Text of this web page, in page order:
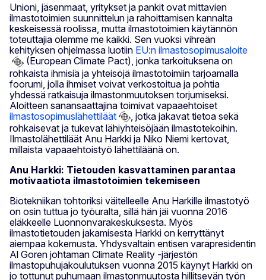
Unioni, jäsenmaat, yritykset ja pankit ovat mittavien
ilmastotoimien suunnittelun ja rahoittamisen kannalta
keskeisessä roolissa, mutta ilmastotoimien käytännön
toteuttajia olemme me kaikki. Sen vuoksi vihreän
kehityksen ohjelmassa luotiin EU:n ilmastosopimusaloite
(European Climate Pact), jonka tarkoituksena on
rohkaista ihmisiä ja yhteisöjä ilmastotoimiin tarjoamalla
foorumi, jolla ihmiset voivat verkostoitua ja pohtia
yhdessä ratkaisuja ilmastonmuutoksen torjumiseksi.
Aloitteen sanansaattajina toimivat vapaaehtoiset
ilmastosopimuslähettiläät
, jotka jakavat tietoa sekä
rohkaisevat ja tukevat lähiyhteisöjään ilmastotekoihin.
Ilmastolähettiläät Anu Harkki ja Niko Niemi kertovat,
millaista vapaaehtoistyö lähettiläänä on.
Anu Harkki: Tietouden kasvattaminen parantaa
motivaatiota ilmastotoimien tekemiseen
Biotekniikan tohtoriksi väitelleelle Anu Harkille ilmastotyö
on osin tuttua jo työuralta, sillä hän jäi vuonna 2016
eläkkeelle Luonnonvarakeskuksesta. Myös
ilmastotietouden jakamisesta Harkki on kerryttänyt
aiempaa kokemusta. Yhdysvaltain entisen varapresidentin
Al Goren johtaman Climate Reality -järjestön
ilmastopuhujakoulutuksen vuonna 2015 käynyt Harkki on
jo tottunut puhumaan ilmastonmuutosta hillitsevän työn